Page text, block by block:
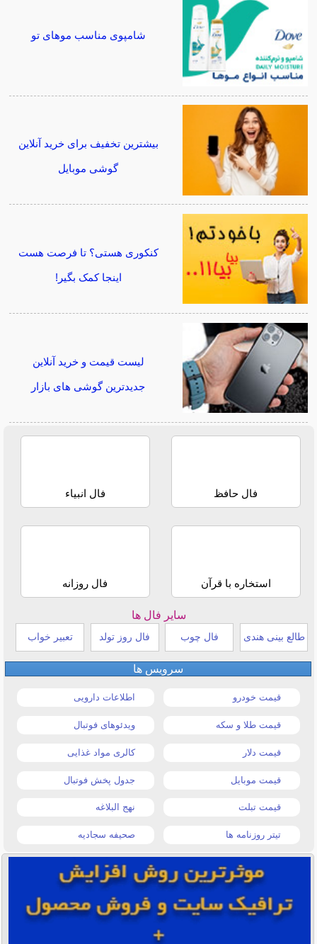
شامپوی مناسب موهای تو
بیشترین تخفیف برای خرید آنلاین
گوشی موبایل
کنکوری هستی؟ تا فرصت هست
اینجا کمک بگیر!
لیست قیمت و خرید آنلاین
جدیدترین گوشی های بازار
فال حافظ فال انبیاء
استخاره با قرآن فال روزانه
سایر فال ها
طالع بینی هندی فال چوب فال روز تولد تعبیر خواب
سرویس ها
قیمت خودرو اطلاعات دارویی
قیمت طلا و سکه ویدئوهای فوتبال
قیمت دلار کالری مواد غذایی
قیمت موبایل جدول پخش فوتبال
قیمت تبلت نهج البلاغه
تیتر روزنامه ها صحیفه سجادیه